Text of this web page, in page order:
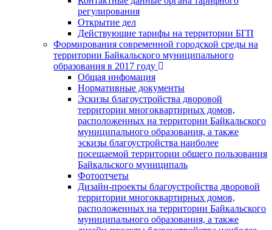
регулирования
Открытие дел
Действующие тарифы на территории БГП
Формирования современной городской среды на
территории Байкальского муниципального
образования в 2017 году
Общая инфомация
Нормативные документы
Эскизы благоустройства дворовой
территории многоквартирных домов,
расположенных на территории Байкальского
муниципального образования, а также
эскизы благоустройства наиболее
посещаемой территории общего пользования
Байкальского муниципаль
Фотоотчеты
Дизайн-проекты благоустройства дворовой
территории многоквартирных домов,
расположенных на территории Байкальского
муниципального образования, а также